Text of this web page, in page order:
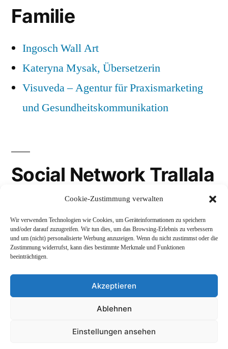
Cookie-Zustimmung verwalten
Wir verwenden Technologien wie Cookies, um Geräteinformationen zu speichern
und/oder darauf zuzugreifen. Wir tun dies, um das Browsing-Erlebnis zu verbessern
und um (nicht) personalisierte Werbung anzuzeigen. Wenn du nicht zustimmst oder die
Zustimmung widerrufst, kann dies bestimmte Merkmale und Funktionen
beeinträchtigen.
Akzeptieren
Ablehnen
Einstellungen ansehen
Familie
Ingosch Wall Art
Kateryna Mysak, Übersetzerin
Visuveda – Agentur für Praxismarketing
und Gesundheitskommunikation
Social Network Trallala
LinkedIn
Mastodon
Stolz präsentiert von WordPress.
Impressum und Rechtliches